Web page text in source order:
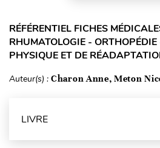
RÉFÉRENTIEL FICHES
RHUMATOLOGIE -
PHYSIQUE ET DE
Auteur(s) : Charon Anne, Meton
LIVRE